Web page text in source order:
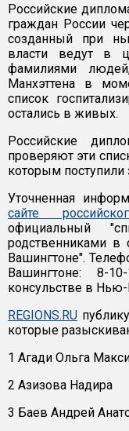
Российские
граждан России
созданный при
власти ведут в
фамилиями
Манхэттена в
список
остались в живых.
Российские
проверяют эти
которым поступили
Уточненная
сайте
официальный
родственниками
Вашингтоне".
Вашингтоне: 8-
консульстве в
REGIONS.RU
которые
1 Агади Ольга
2 Азизова Надира
3 Баев Андрей